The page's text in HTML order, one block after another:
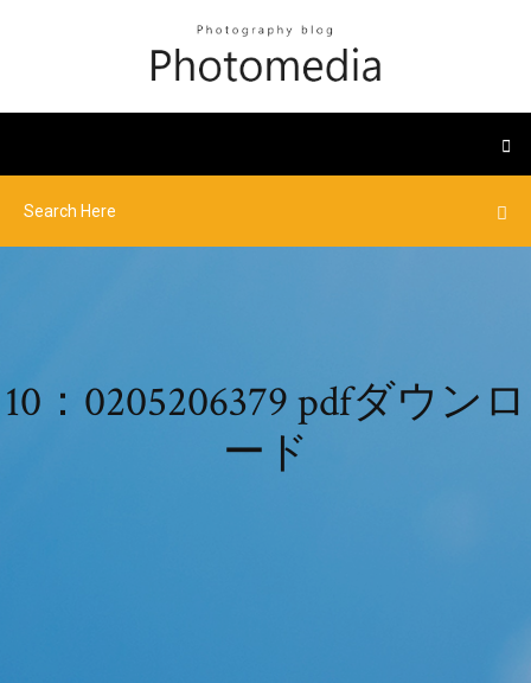
10：0205206379 pdfダウンロ
ード